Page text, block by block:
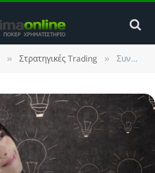
» Στρατηγικές Trading » Συναλλαγές με Cloud Charts: Κανόνες εισόδου υποχωρήσεων